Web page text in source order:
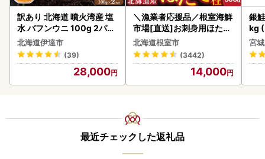
訳あり 北海道 噴火湾産 塩
水 バフンウニ 100g 2パッ
ク 計200g 《アフター保証
付き》うに ウニ 雲丹 海鮮
海の幸 魚介類 ウニ丼 お寿
司 濃厚 無添加 産地直送 お
取り寄せ 山村水産 送料無
北海道伊達市
(39)
28,000
＼漁業者応援品／根室海鮮
市場[直送]お刺身用ほたて
貝柱500g A-28002
北海道根室市
(3442)
14,000
銀
kg
宮
最近チェックした返礼品